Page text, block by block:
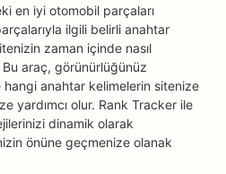
en iyi otomobil parçaları
ilgili belirli anahtar
zaman içinde nasıl
Bu araç, görünürlüğünüz
anahtar kelimelerin sitenize
yardımcı olur. Rank Tracker ile
dinamik olarak
önüne geçmenize olanak